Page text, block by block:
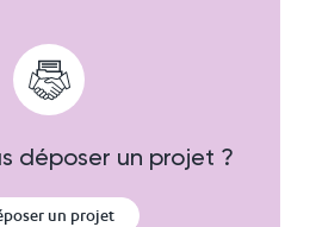
déposer un projet ?
un projet